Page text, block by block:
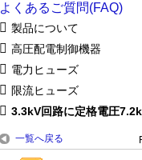
よくあるご質問(FAQ)
製品について
高圧配電制御機器
電力ヒューズ
限流ヒューズ
3.3kV回路に定格電圧
一覧へ戻る